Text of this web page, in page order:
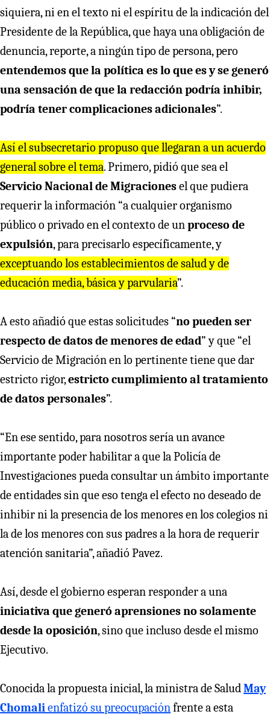
siquiera, ni en el texto ni el espíritu de la indicación del
Presidente de la República, que haya una obligación de
denuncia, reporte, a ningún tipo de persona, pero
entendemos que la política es lo que es y se generó
una sensación de que la redacción podría inhibir,
podría tener complicaciones adicionales”.
Así el subsecretario propuso que llegaran a un acuerdo
general sobre el tema. Primero, pidió que sea el
Servicio Nacional de Migracionesel que pudiera
requerir la información “a cualquier organismo
público o privado en el contexto de un proceso de
expulsión, para precisarlo específicamente, y
exceptuando los establecimientos de salud y de
educación media, básica y parvularia”.
A esto añadió que estas solicitudes “no pueden ser
respecto de datos de menores de edad” y que “el
Servicio de Migración en lo pertinente tiene que dar
estricto rigor,estricto cumplimiento al tratamiento
de datos personales”.
“En ese sentido, para nosotros sería un avance
importante poder habilitar a que la Policía de
Investigaciones pueda consultar un ámbito importante
de entidades sin que eso tenga el efecto no deseado de
inhibir ni la presencia de los menores en los colegios ni
la de los menores con sus padres a la hora de requerir
atención sanitaria”, añadió Pavez.
Así, desde el gobierno esperan responder a una
iniciativa que generó aprensiones no solamente
desde la oposición, sino que incluso desde el mismo
Ejecutivo.
Conocida la propuesta inicial, la ministra de Salud May
Chomali enfatizó su preocupación frente a esta